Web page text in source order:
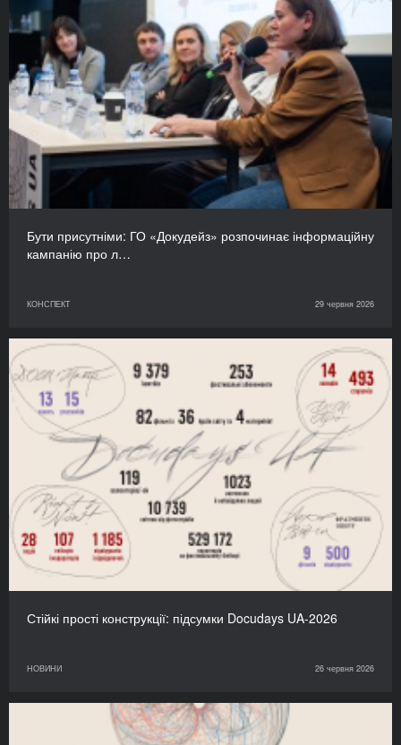
Бути присутніми: ГО «Докудейз» розпочинає інформаційну
кампанію про л…
КОНСПЕКТ 29 червня 2026
Стійкі прості конструкції: підсумки Docudays UA-2026
НОВИНИ 26 червня 2026